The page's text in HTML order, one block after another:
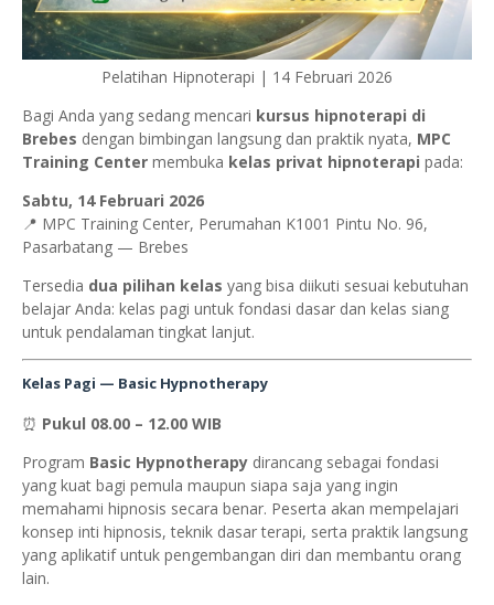
Pelatihan Hipnoterapi | 14 Februari 2026
Bagi Anda yang sedang mencari kursus hipnoterapi di
Brebes dengan bimbingan langsung dan praktik nyata, MPC
Training Center membuka kelas privat hipnoterapi pada:
Sabtu, 14 Februari 2026
📍 MPC Training Center, Perumahan K1001 Pintu No. 96,
Pasarbatang — Brebes
Tersedia dua pilihan kelas yang bisa diikuti sesuai kebutuhan
belajar Anda: kelas pagi untuk fondasi dasar dan kelas siang
untuk pendalaman tingkat lanjut.
Kelas Pagi — Basic Hypnotherapy
⏰ Pukul 08.00 – 12.00 WIB
Program Basic Hypnotherapy dirancang sebagai fondasi
yang kuat bagi pemula maupun siapa saja yang ingin
memahami hipnosis secara benar. Peserta akan mempelajari
konsep inti hipnosis, teknik dasar terapi, serta praktik langsung
yang aplikatif untuk pengembangan diri dan membantu orang
lain.